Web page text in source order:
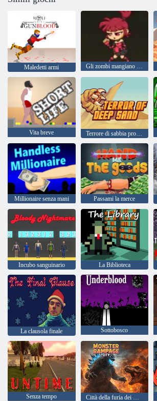
Maledetti armi Gli zombi mangiano la mia calza
Vita breve Terrore di sabbia profonda
Millionaire senza mani Passami la merce
Incubo sanguinario La Biblioteca
La clausola finale Sottobosco
Senza tempo